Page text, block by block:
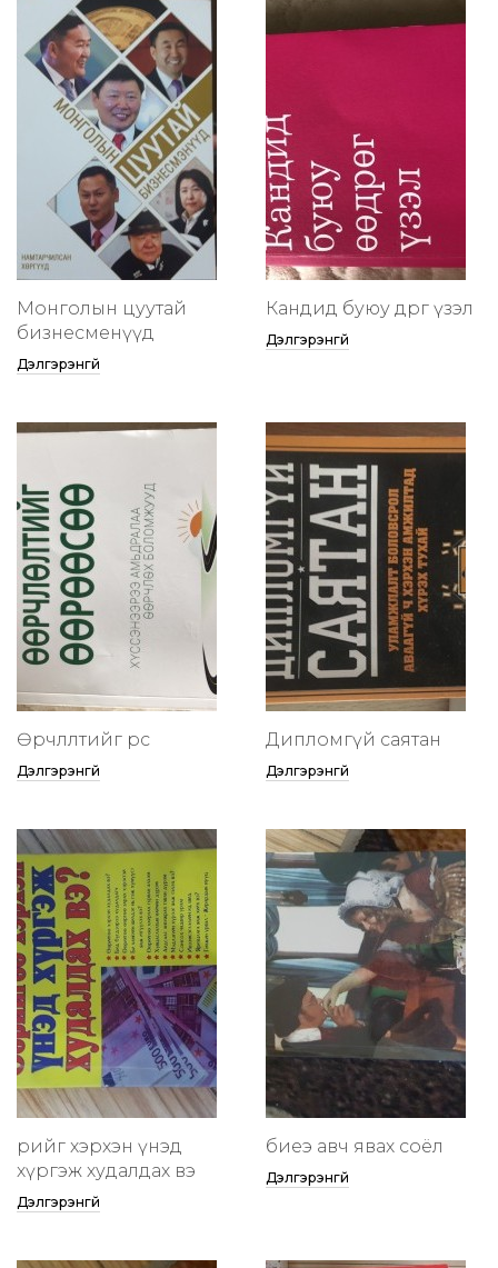
Монголын цуутай
бизнесменүүд
Дэлгэрэнгүй
Кандид буюу өөдрөг үзэл
Дэлгэрэнгүй
Өөрчлөлтийг өөрөөсөө
Дэлгэрэнгүй
Дипломгүй саятан
Дэлгэрэнгүй
өөрийгөө хэрхэн үнэд
хүргэж худалдах вэ
Дэлгэрэнгүй
биеэ авч явах соёл
Дэлгэрэнгүй